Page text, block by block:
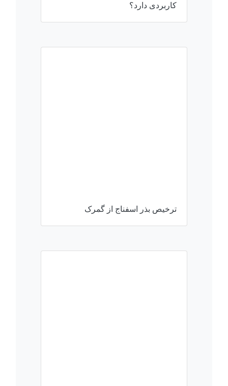
کاربردی دارد؟
ترخیص بذر اسفناج از گمرک